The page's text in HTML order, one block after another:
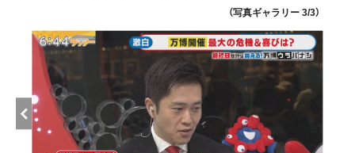
（写真ギャラリー 3/3）